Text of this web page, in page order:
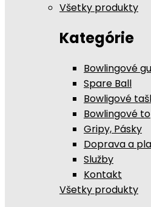
Všetky produkty
Kategórie
Bowlingové
Spare Ball
Bowligové
Bowlingové
Gripy, Pásky
Doprava a
Služby
Kontakt
Všetky produkty